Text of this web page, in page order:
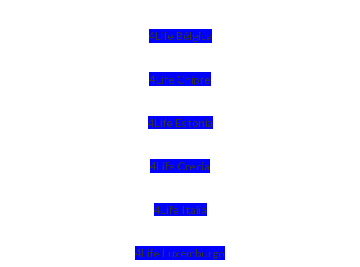
4Life Bélgica
4Life Chipre
4Life Estonia
4Life Crecia
4Life Italia
4Life Luxemburgo